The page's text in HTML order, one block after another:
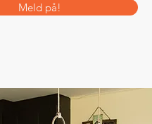
Meld på!